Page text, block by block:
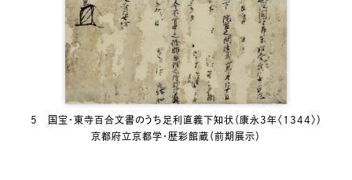
5 国宝・東寺百合文書のうち足利直義下知状（康永3年〈1344〉）
京都府立京都学・歴彩館蔵（前期展示）